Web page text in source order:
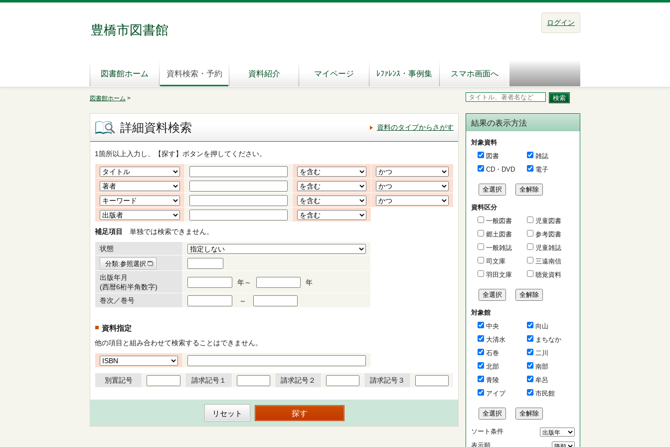
豊橋市図書館
図書館ホーム 資料検索・予約 資料紹介 マイページ ﾚﾌｧﾚﾝｽ・事例集 スマホ画面へ
ログイン
図書館ホーム >
詳細資料検索 資料のタイプからさがす
1箇所以上入力し、【探す】ボタンを押してください。
補足項目 単独では検索できません。
状態
分類:参照選択
出版年月
(西暦6桁半角数字)
年～ 年
巻次／巻号 ～
資料指定
他の項目と組み合わせて検索することはできません。
別置記号 請求記号１ 請求記号２ 請求記号３
結果の表示方法
対象資料
図書
雑誌
CD・DVD
電子
資料区分
一般図書
児童図書
郷土図書
参考図書
一般雑誌
児童雑誌
司文庫
三遠南信
羽田文庫
聴覚資料
対象館
中央
向山
大清水
まちなか
石巻
二川
北部
南部
青陵
牟呂
アイプ
市民館
ソート条件
表示順